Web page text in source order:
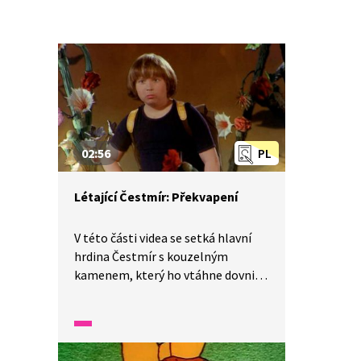
PL
02:56
Létající Čestmír: Překvapení
V této části videa se setká hlavní
hrdina Čestmír s kouzelným
kamenem, který ho vtáhne dovnitř.
nevychází z údivu a je překvapený,
co zažil.